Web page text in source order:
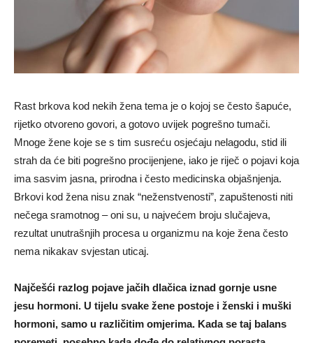
Rast brkova kod nekih žena tema je o kojoj se često šapuće,
rijetko otvoreno govori, a gotovo uvijek pogrešno tumači.
Mnoge žene koje se s tim susreću osjećaju nelagodu, stid ili
strah da će biti pogrešno procijenjene, iako je riječ o pojavi koja
ima sasvim jasna, prirodna i često medicinska objašnjenja.
Brkovi kod žena nisu znak “neženstvenosti”, zapuštenosti niti
nečega sramotnog – oni su, u najvećem broju slučajeva,
rezultat unutrašnjih procesa u organizmu na koje žena često
nema nikakav svjestan uticaj.
Najčešći razlog pojave jačih dlačica iznad gornje usne
jesu hormoni. U tijelu svake žene postoje i ženski i muški
hormoni, samo u različitim omjerima. Kada se taj balans